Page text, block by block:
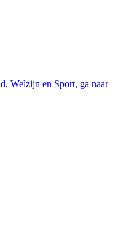
Welzijn en Sport, ga naar